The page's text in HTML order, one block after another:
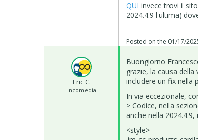
QUI invece trovi il
2024.4.9 l'ultima)
Posted on the 01/17/
Eric C.
Incomedia
Buongiorno
grazie, la causa
includere un fix nella
In via eccezionale,
> Codice, nella
anche nella
<style>